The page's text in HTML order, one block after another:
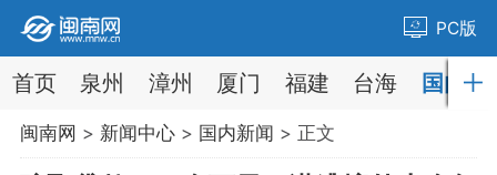
PC版
首页 泉州 漳州 厦门 福建 台海 国内
闽南网 > 新闻中心> 国内新闻 > 正文